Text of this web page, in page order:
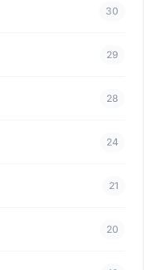
30
29
28
24
21
20